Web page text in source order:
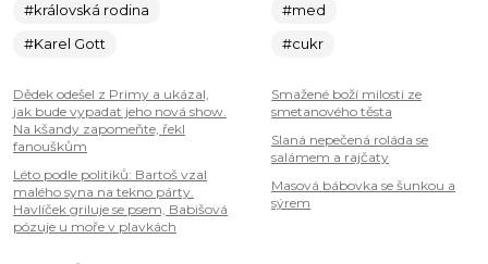
#královská rodina
#Karel Gott
Dědek odešel z Primy a ukázal,
jak bude vypadat jeho nová show.
Na kšandy zapomeňte, řekl
fanouškům
Léto podle politiků: Bartoš vzal
malého syna na tekno párty.
Havlíček griluje se psem, Babišová
pózuje u moře v plavkách
#med
#cukr
Smažené boží milosti ze
smetanového těsta
Slaná nepečená roláda se
salámem a rajčaty
Masová bábovka se šunkou a
sýrem